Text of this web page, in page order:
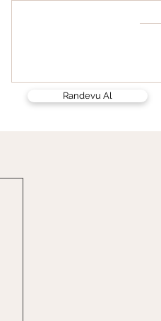
Randevu Al